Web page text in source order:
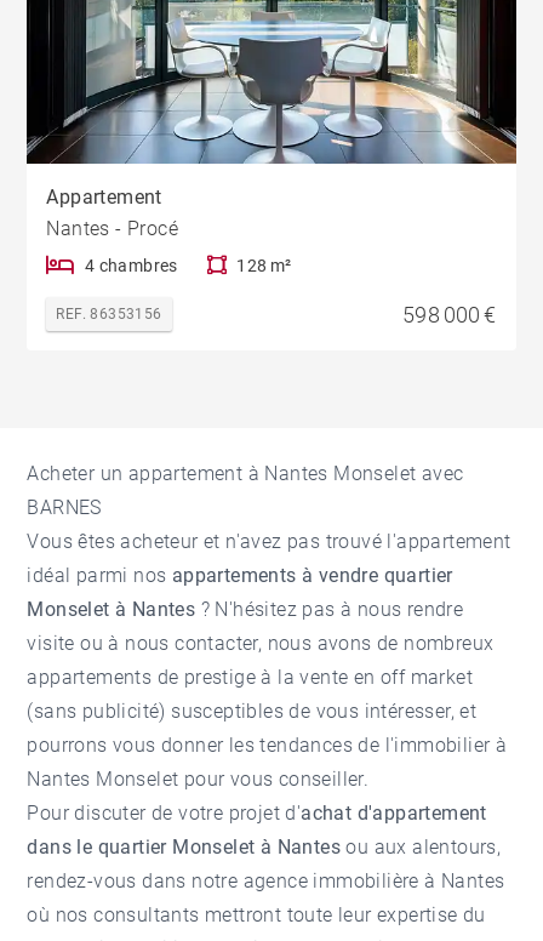
Appartement
Nantes - Procé
4 chambres 128 m²
REF. 86353156 598 000 €
Acheter un appartement à Nantes Monselet avec
BARNES
Vous êtes acheteur et n'avez pas trouvé l'appartement
idéal parmi nos appartements à vendre quartier
Monselet à Nantes ? N'hésitez pas à nous rendre
visite ou à nous contacter, nous avons de nombreux
appartements de prestige à la vente en off market
(sans publicité) susceptibles de vous intéresser, et
pourrons vous donner les tendances de l'immobilier à
Nantes Monselet pour vous conseiller.
Pour discuter de votre projet d'achat d'appartement
dans le quartier Monselet à Nantes ou aux alentours,
rendez-vous dans notre agence immobilière à Nantes
où nos consultants mettront toute leur expertise du